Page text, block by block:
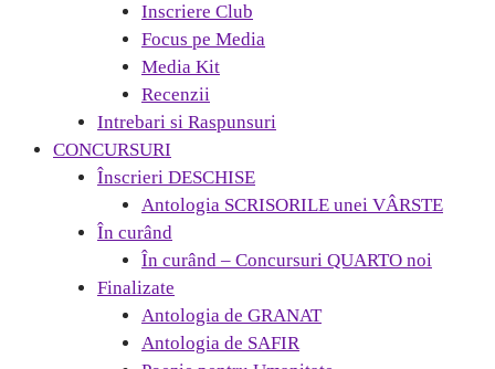
Inscriere Club
Focus pe Media
Media Kit
Recenzii
Intrebari si Raspunsuri
CONCURSURI
Înscrieri DESCHISE
Antologia SCRISORILE unei VÂRSTE
În curând
În curând – Concursuri QUARTO noi
Finalizate
Antologia de GRANAT
Antologia de SAFIR